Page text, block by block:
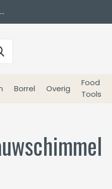
Borrel Overig
Food
Tools